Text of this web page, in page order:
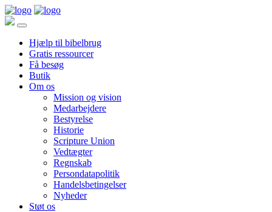
Hjælp til bibelbrug
Gratis ressourcer
Få besøg
Butik
Om os
Mission og vision
Medarbejdere
Bestyrelse
Historie
Scripture Union
Vedtægter
Regnskab
Persondatapolitik
Handelsbetingelser
Nyheder
Støt os